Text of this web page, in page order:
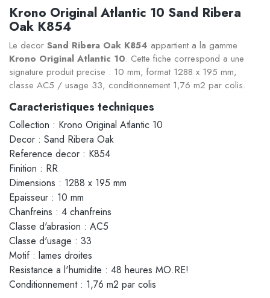
Krono Original Atlantic 10 Sand Ribera
Oak K854
Le decor Sand Ribera Oak K854 appartient a la gamme
Krono Original Atlantic 10. Cette fiche correspond a une
signature produit precise : 10 mm, format 1288 x 195 mm,
classe AC5 / usage 33, conditionnement 1,76 m2 par colis.
Caracteristiques techniques
Collection : Krono Original Atlantic 10
Decor : Sand Ribera Oak
Reference decor : K854
Finition : RR
Dimensions : 1288 x 195 mm
Epaisseur : 10 mm
Chanfreins : 4 chanfreins
Classe d'abrasion : AC5
Classe d'usage : 33
Motif : lames droites
Resistance a l'humidite : 48 heures MO.RE!
Conditionnement : 1,76 m2 par colis